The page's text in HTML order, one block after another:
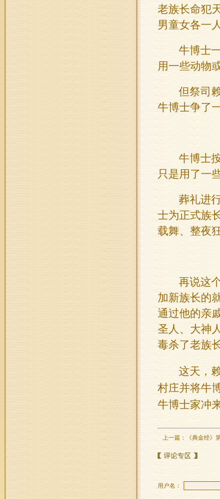
老族长命犯
男童女各一
牛博士
用一些动物
但祭司
牛博士争了
牛博士
只是用了一
葬礼进
士为正式族
载舞、整夜
再说这
加新族长的
通过他的亲
圣人、大神
毒杀了老族
这天，
村庄并将牛
牛博士家冲
上一篇： 《典金经》
用户名：